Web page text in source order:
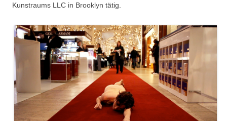
Kunstraums LLC in Brooklyn tätig.